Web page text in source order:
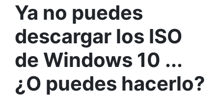
Ya no puedes
descargar los ISO
de Windows 10 ...
¿O puedes hacerlo?